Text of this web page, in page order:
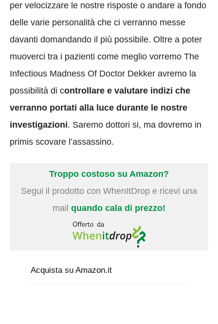
per velocizzare le nostre risposte o andare a fondo
delle varie personalità che ci verranno messe
davanti domandando il più possibile. Oltre a poter
muoverci tra i pazienti come meglio vorremo The
Infectious Madness Of Doctor Dekker avremo la
possibilità di controllare e valutare indizi che
verranno portati alla luce durante le nostre
investigazioni. Saremo dottori si, ma dovremo in
primis scovare l’assassino.
Troppo costoso su Amazon?
Segui il prodotto con WhenItDrop e ricevi una
mail quando cala di prezzo!
Acquista su Amazon.it